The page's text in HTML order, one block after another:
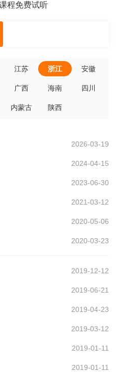
免费试听
江苏 浙江 安徽
广西 海南 四川
内蒙古 陕西
2026-03-19
2024-04-15
2023-06-30
2021-03-12
2020-05-06
2020-03-23
2019-12-12
2019-06-21
2019-04-23
2019-03-12
2019-01-11
2019-01-11